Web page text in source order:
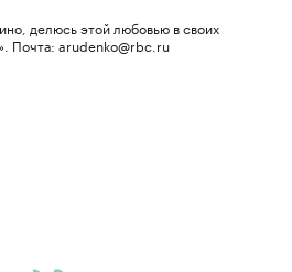
делюсь этой любовью в своих
Почта: arudenko@rbc.ru